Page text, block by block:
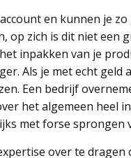
en kunnen je
op zich is dit niet
inpakken van je
Als je met echt
Een bedrijf
het algemeen heel
met forse sprongen
over te